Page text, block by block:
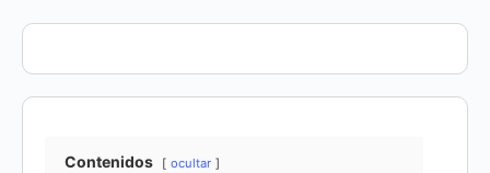
Contenidos ocultar